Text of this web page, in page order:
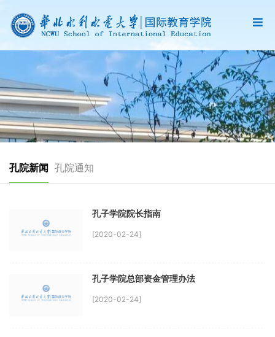
孔院新闻 孔院通知
孔子学院院长指南
[2020-02-24]
孔子学院总部资金管理办法
[2020-02-24]